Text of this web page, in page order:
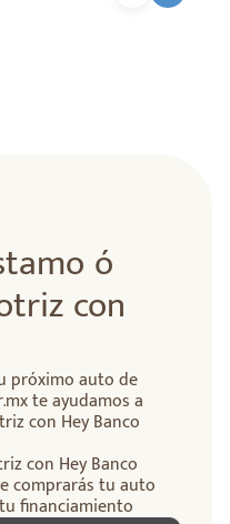
ó
con
próximo auto de
te ayudamos a
con Hey Banco
con Hey Banco
comprarás tu auto
financiamiento